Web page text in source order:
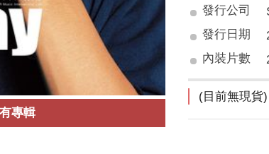
專輯
發行公司
發行日期
內裝片數
(目前無現貨)